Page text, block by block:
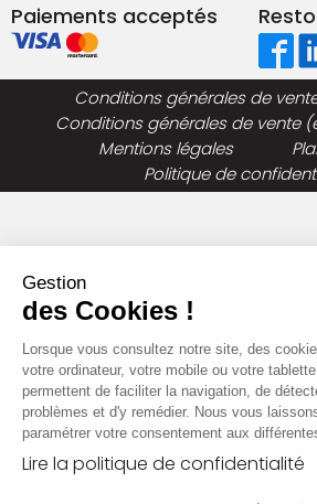
Paiements acceptés
Conditions générales de
Conditions générales de vente
Mentions légales
Politique de
Gestion
des Cookies !
Lorsque vous consultez notre site, des
votre ordinateur, votre mobile ou votre
permettent de faciliter la navigation, de
problèmes et d'y remédier. Nous vous
paramétrer votre consentement aux
Lire la politique de confidentialité